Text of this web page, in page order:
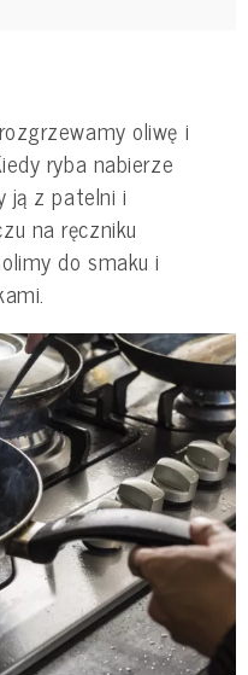
oliwę i
ryba nabierze
ją z patelni i
na ręczniku
do smaku i